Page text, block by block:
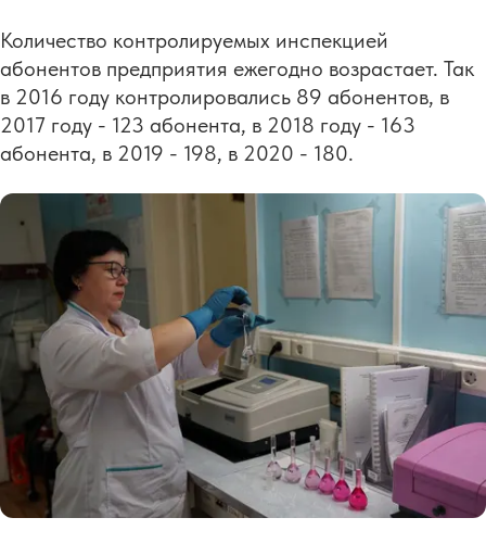
Количество контролируемых инспекцией
абонентов предприятия ежегодно возрастает. Так
в 2016 году контролировались 89 абонентов, в
2017 году - 123 абонента, в 2018 году - 163
абонента, в 2019 - 198, в 2020 - 180.